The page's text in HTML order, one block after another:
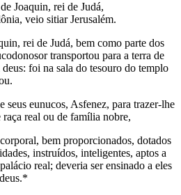
Joaquin, rei de Judá,
veio sitiar Jerusalém.
rei de Judá, bem como parte dos
transportou para a terra de
deus: foi na sala do tesouro do templo
seus eunucos, Asfenez, para trazer-lhe
real ou de família nobre,
bem proporcionados, dotados
ins­truídos, inteligentes, aptos a
real; deveria ser ensinado a eles